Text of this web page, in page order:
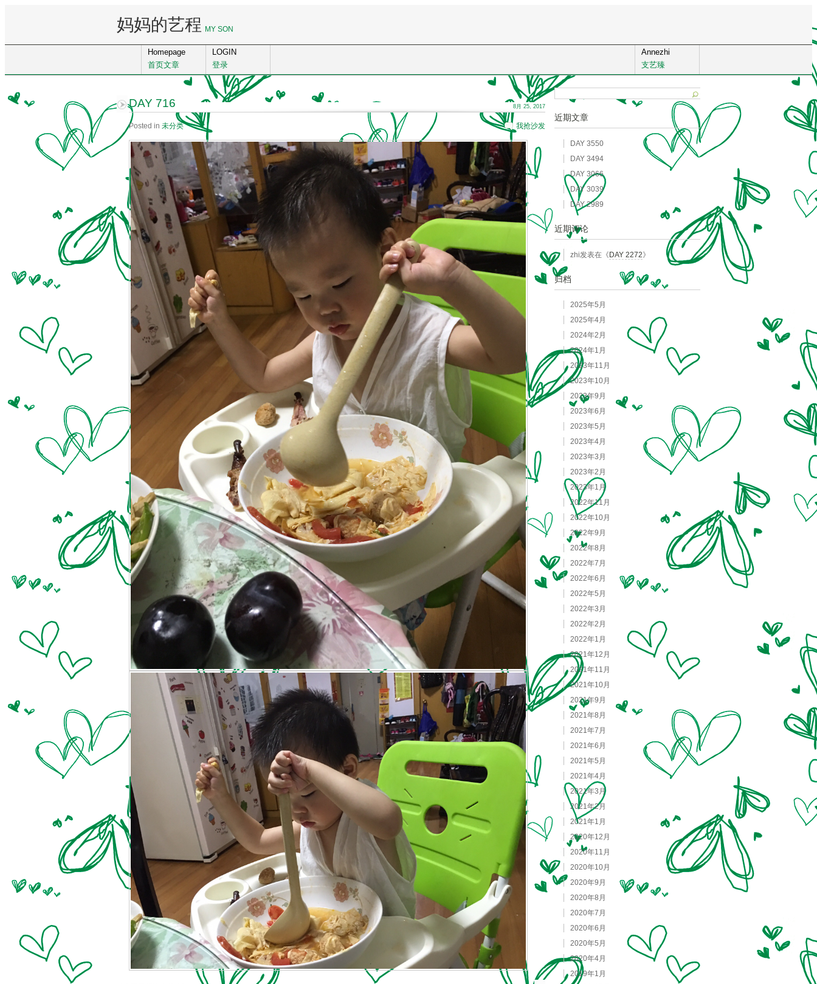
妈妈的艺程 MY SON
Homepage
首页文章
LOGIN
登录
Annezhi
支艺臻
DAY 716
Posted in 未分类 我抢沙发
8月 25, 2017
近期文章
DAY 3550
DAY 3494
DAY 3066
DAY 3039
DAY 2989
近期评论
zhi发表在《DAY 2272》
归档
2025年5月
2025年4月
2024年2月
2024年1月
2023年11月
2023年10月
2023年9月
2023年6月
2023年5月
2023年4月
2023年3月
2023年2月
2023年1月
2022年11月
2022年10月
2022年9月
2022年8月
2022年7月
2022年6月
2022年5月
2022年3月
2022年2月
2022年1月
2021年12月
2021年11月
2021年10月
2021年9月
2021年8月
2021年7月
2021年6月
2021年5月
2021年4月
2021年3月
2021年2月
2021年1月
2020年12月
2020年11月
2020年10月
2020年9月
2020年8月
2020年7月
2020年6月
2020年5月
2020年4月
2019年1月